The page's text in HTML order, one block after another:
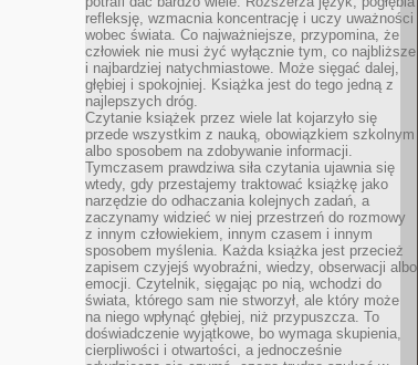
refleksję, wzmacnia koncentrację i uczy uważności
wobec świata. Co najważniejsze, przypomina, że
człowiek nie musi żyć wyłącznie tym, co najbliższe
i najbardziej natychmiastowe. Może sięgać dalej,
głębiej i spokojniej. Książka jest do tego jedną z
najlepszych dróg.
Czytanie książek przez wiele lat kojarzyło się
przede wszystkim z nauką, obowiązkiem szkolnym
albo sposobem na zdobywanie informacji.
Tymczasem prawdziwa siła czytania ujawnia się
wtedy, gdy przestajemy traktować książkę jako
narzędzie do odhaczania kolejnych zadań, a
zaczynamy widzieć w niej przestrzeń do rozmowy
z innym człowiekiem, innym czasem i innym
sposobem myślenia. Każda książka jest przecież
zapisem czyjejś wyobraźni, wiedzy, obserwacji albo
emocji. Czytelnik, sięgając po nią, wchodzi do
świata, którego sam nie stworzył, ale który może
na niego wpłynąć głębiej, niż przypuszcza. To
doświadczenie wyjątkowe, bo wymaga skupienia,
cierpliwości i otwartości, a jednocześnie